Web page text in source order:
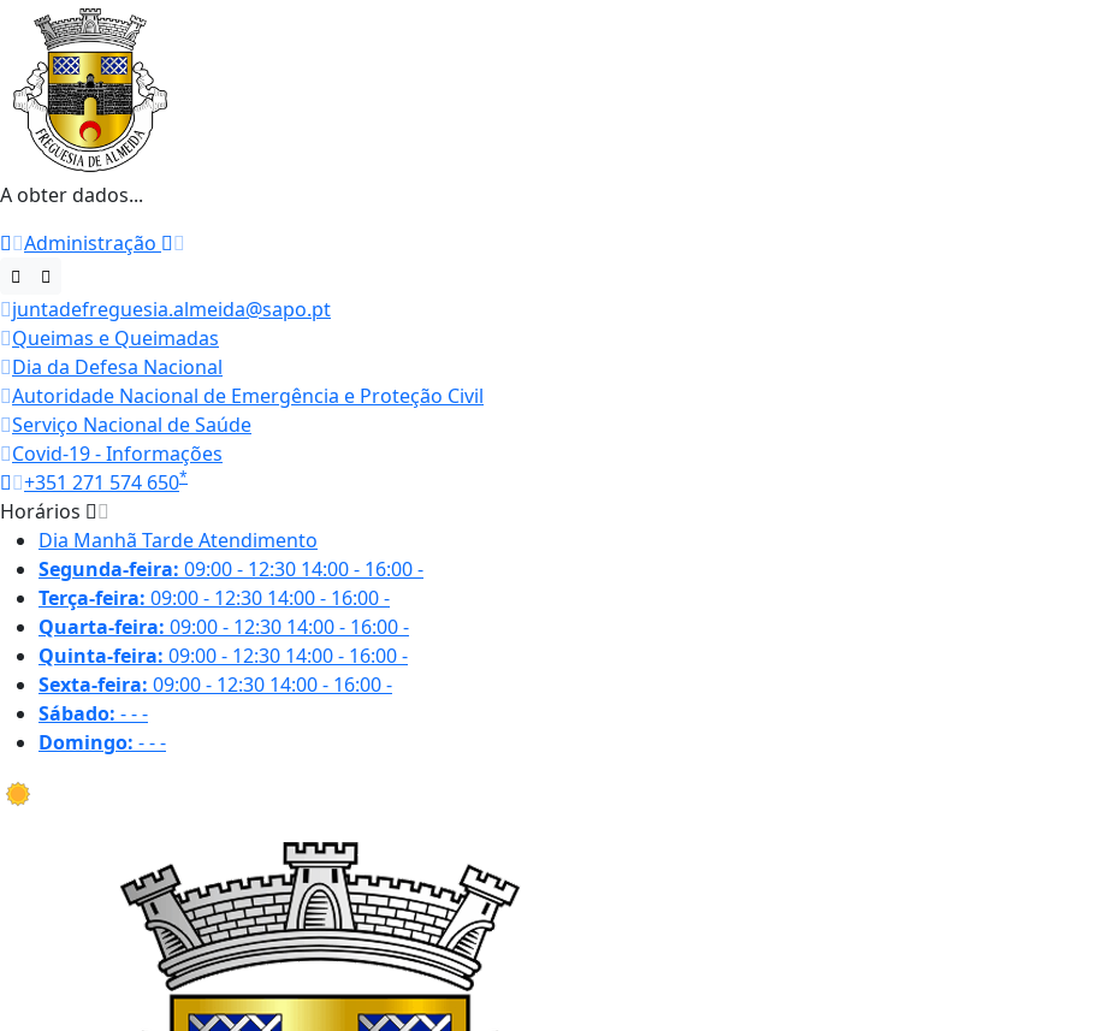
A obter dados...
Administração
juntadefreguesia.almeida@sapo.pt
Queimas e Queimadas
Dia da Defesa Nacional
Autoridade Nacional de Emergência e Proteção Civil
Serviço Nacional de Saúde
Covid-19 - Informações
+351 271 574 650*
Horários
Dia Manhã TardeAtendimento
Segunda-feira: 09:00 - 12:30 14:00 - 16:00-
Terça-feira: 09:00 - 12:30 14:00 - 16:00-
Quarta-feira: 09:00 - 12:30 14:00 - 16:00-
Quinta-feira: 09:00 - 12:30 14:00 - 16:00-
Sexta-feira: 09:00 - 12:30 14:00 - 16:00-
Sábado: ---
Domingo: ---